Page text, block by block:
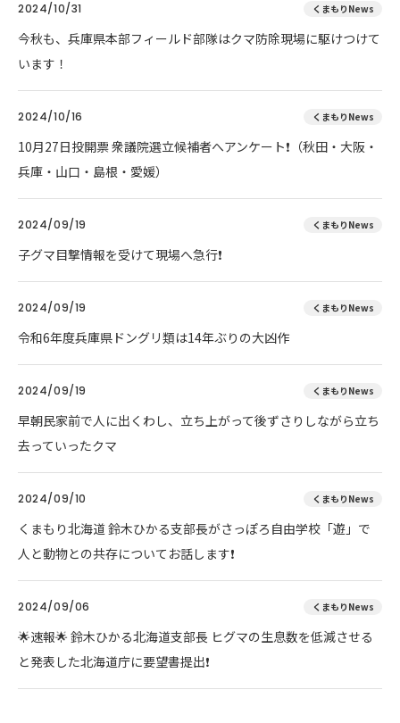
2024/10/31 くまもりNews
今秋も、兵庫県本部フィールド部隊はクマ防除現場に駆けつけて
います！
2024/10/16 くまもりNews
10月27日投開票 衆議院選立候補者へアンケート❗（秋田・大阪・
兵庫・山口・島根・愛媛）
2024/09/19 くまもりNews
子グマ目撃情報を受けて現場へ急行❗
2024/09/19 くまもりNews
令和6年度兵庫県ドングリ類は14年ぶりの大凶作
2024/09/19 くまもりNews
早朝民家前で人に出くわし、立ち上がって後ずさりしながら立ち
去っていったクマ
2024/09/10 くまもりNews
くまもり北海道 鈴木ひかる支部長がさっぽろ自由学校「遊」で
人と動物との共存についてお話します❗
2024/09/06 くまもりNews
🌟速報🌟 鈴木ひかる北海道支部長 ヒグマの生息数を低減させる
と発表した北海道庁に要望書提出❗